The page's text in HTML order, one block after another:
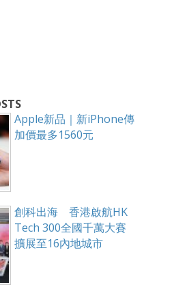
Apple新品｜新iPhone傳
加價最多1560元
創科出海 香港啟航HK
Tech 300全國千萬大賽
擴展至16內地城市